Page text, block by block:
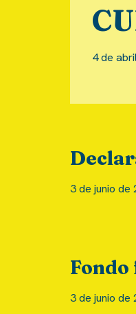
4 de
3 de junio de
3 de junio de